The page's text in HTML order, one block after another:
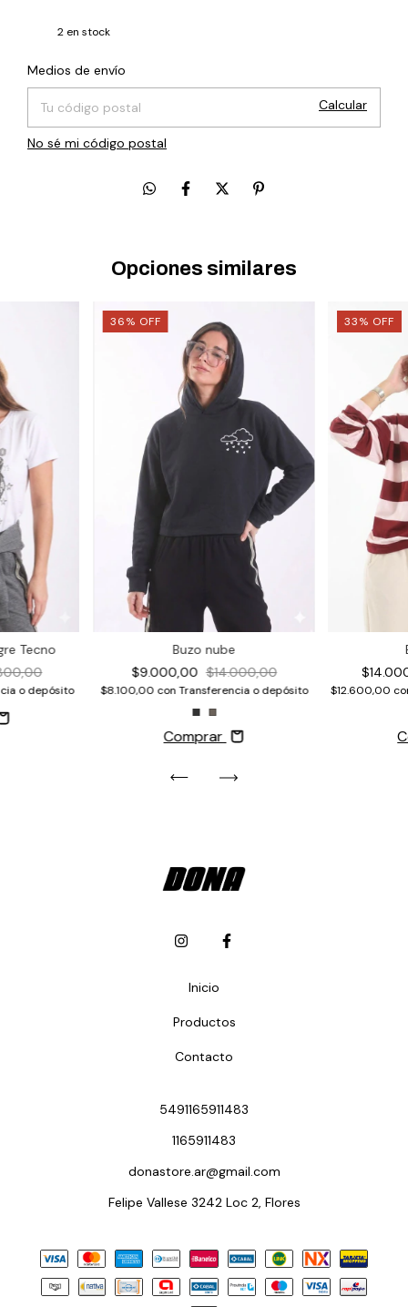
2 en stock
Entregas para el CP:
Medios de envío
Calcular
No sé mi código postal
Opciones similares
Tecno
o depósito
36% OFF
Buzo nube
$9.000,00 $14.000,00
$8.100,00 conTransferencia o depósito
Comprar
33% OFF
$12.600,00
Inicio
Productos
Contacto
5491165911483
1165911483
donastore.ar@gmail.com
Felipe Vallese 3242 Loc 2, Flores